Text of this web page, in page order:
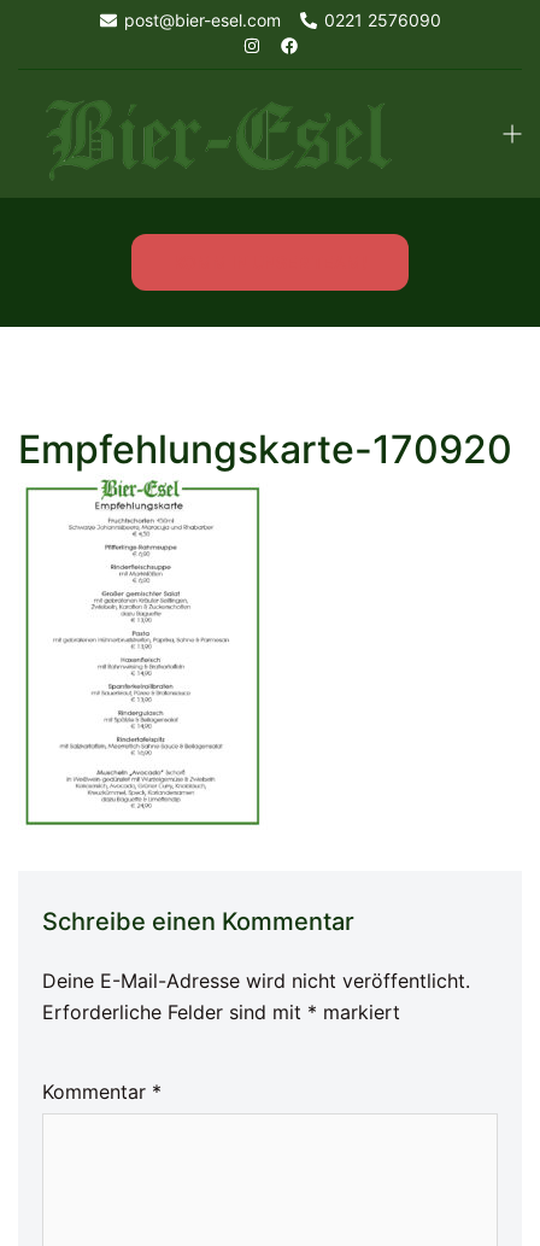
content
post@bier-esel.com 0221 2576090
Empfehlungskarte-170920
Schreibe einen Kommentar
Deine E-Mail-Adresse wird nicht veröffentlicht.
Erforderliche Felder sind mit * markiert
Kommentar *